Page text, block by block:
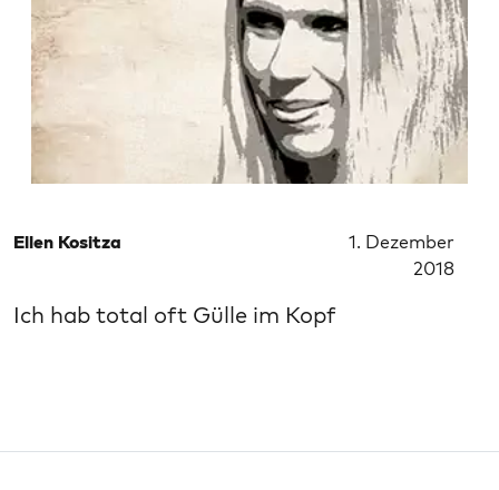
Ellen Kositza
1. Dezember
2018
Ich hab total oft Gülle im Kopf